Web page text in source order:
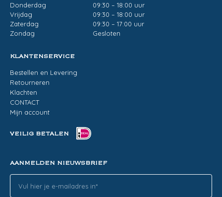
Donderdag
09:30 – 18:00 uur
Vrijdag
09:30 – 18:00 uur
Zaterdag
09:30 – 17:00 uur
Zondag
Gesloten
KLANTENSERVICE
Bestellen en Levering
Retourneren
Klachten
CONTACT
Mijn account
VEILIG BETALEN
AANMELDEN NIEUWSBRIEF